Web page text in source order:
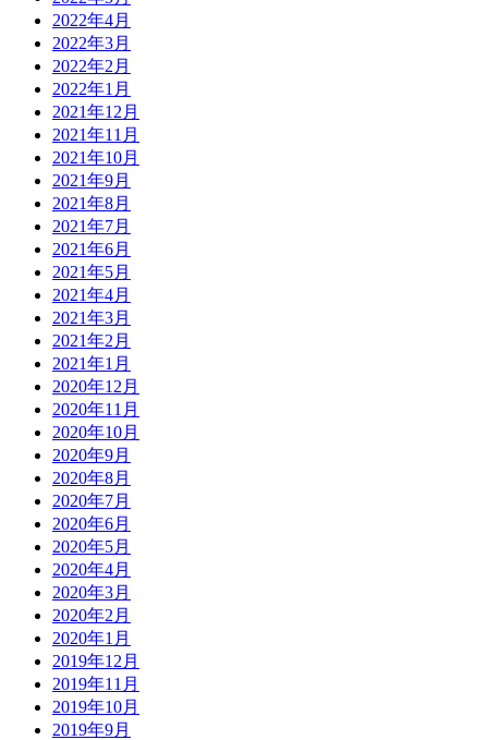
2022年4月
2022年3月
2022年2月
2022年1月
2021年12月
2021年11月
2021年10月
2021年9月
2021年8月
2021年7月
2021年6月
2021年5月
2021年4月
2021年3月
2021年2月
2021年1月
2020年12月
2020年11月
2020年10月
2020年9月
2020年8月
2020年7月
2020年6月
2020年5月
2020年4月
2020年3月
2020年2月
2020年1月
2019年12月
2019年11月
2019年10月
2019年9月